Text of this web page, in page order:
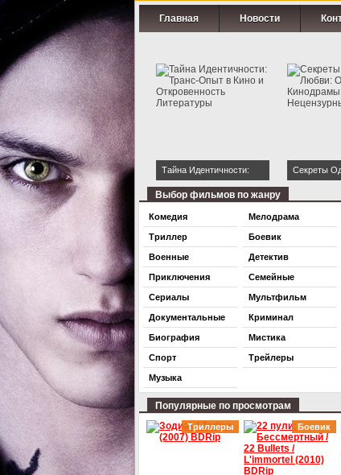
Главная Новости
Тайна Идентичности:
Транс-Опыт в Кино и
Литературы
Секреты
Выбор фильмов по жанру
Комедия
Триллер
Военные
Приключения
Сериалы
Документальные
Биография
Спорт
Музыка
Мелодрама
Боевик
Детектив
Семейные
Мультфильм
Криминал
Мистика
Трейлеры
Популярные по просмотрам
Триллеры Боевик